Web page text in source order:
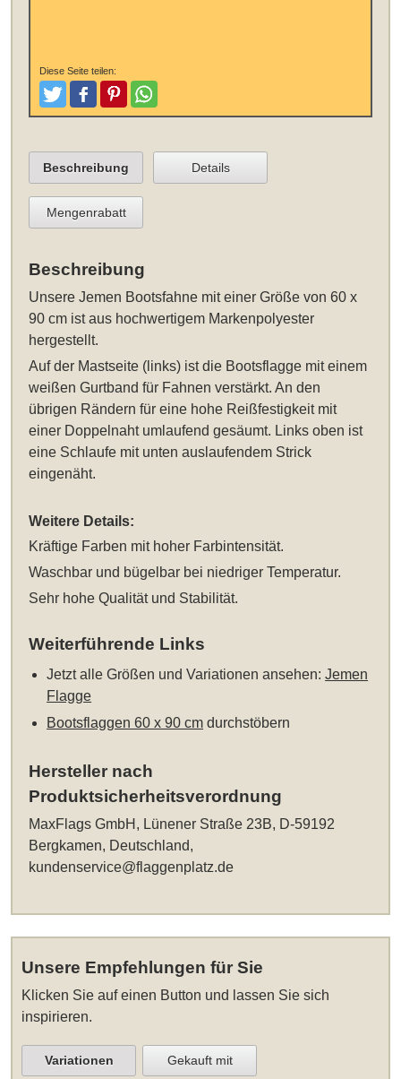
Diese Seite teilen:
TweetenPostenPinterestTeilen
Beschreibung Details
Mengenrabatt
Beschreibung
UnsereJemen Bootsfahne mit einer Größe von 60 x
90 cm ist aus hochwertigem Markenpolyester
hergestellt.
Auf der Mastseite (links) ist die Bootsflagge mit einem
weißen Gurtband für Fahnen verstärkt. An den
übrigen Rändern für eine hohe Reißfestigkeit mit
einer Doppelnaht umlaufend gesäumt. Links oben ist
eine Schlaufe mit unten auslaufendem Strick
eingenäht.
Weitere Details:
Kräftige Farben mit hoher Farbintensität.
Waschbar und bügelbar bei niedriger Temperatur.
Sehr hohe Qualität und Stabilität.
Weiterführende Links
Jetzt alle Größen und Variationen ansehen:Jemen
Flagge
Bootsflaggen 60 x 90 cm durchstöbern
Hersteller nach
Produktsicherheitsverordnung
MaxFlags GmbH, Lünener Straße 23B, D-59192
Bergkamen, Deutschland,
kundenservice@flaggenplatz.de
Unsere Empfehlungen für Sie
Klicken Sie auf einen Button und lassen Sie sich
inspirieren.
Variationen Gekauft mit